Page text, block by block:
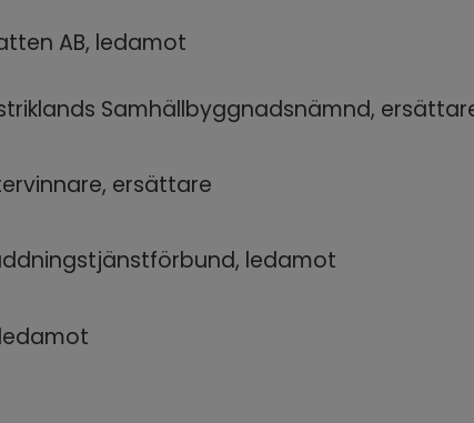
AB, ledamot
Samhällbyggnadsnämnd,
ersättare
ledamot